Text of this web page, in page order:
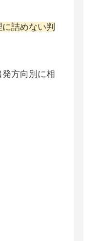
詰めない判
方向別に相